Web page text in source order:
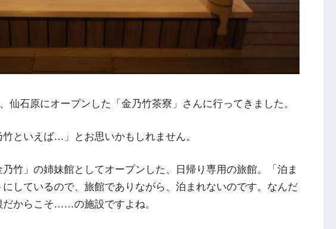
仙石原にオープンした「金乃竹茶寮」さんに行ってきました。
といえば…」とお思いかもしれません。
竹」の姉妹館としてオープンした、日帰り専用の旅館。「泊ま
しているので、旅館でありながら、泊まれないのです。なんだ
だからこそ……の施設ですよね。